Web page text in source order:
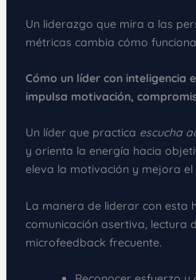
Un liderazgo que mira a las
métricas cambia cómo
Cómo un líder con inteligencia
impulsa motivación,
Un líder que practica escucha
y orienta la energía hacia
eleva la motivación y mejora el
La manera de liderar con esta
comunicación asertiva, lectura
microfeedback frecuente.